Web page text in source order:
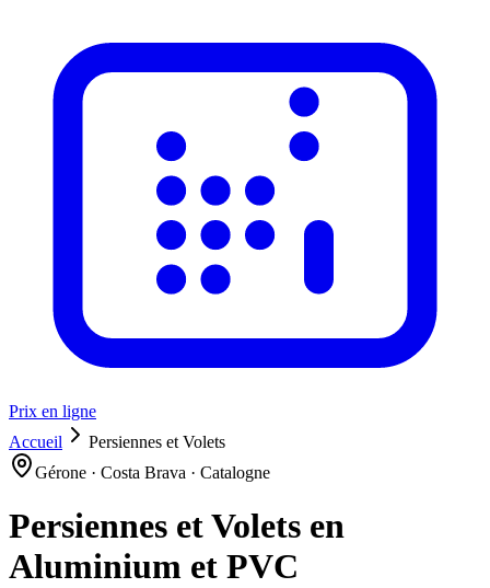
Prix en ligne
Accueil
Persiennes et Volets
Gérone · Costa Brava · Catalogne
Persiennes et Volets en
Aluminium et PVC